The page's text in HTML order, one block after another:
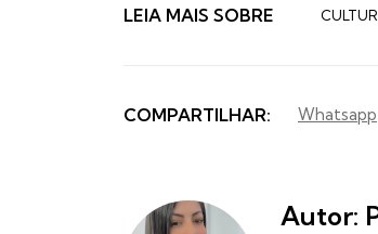
LEIA MAIS SOBRE
COMPARTILHAR: Whatsapp
Autor: